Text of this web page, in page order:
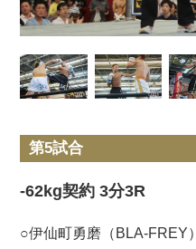
第5試合
-62kg契約 3分3R
○伊仙町勇磨（BLA-FREY）